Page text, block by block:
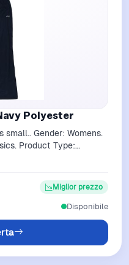
Polyester
Gender: Womens.
Product Type:
Miglior prezzo
Disponibile